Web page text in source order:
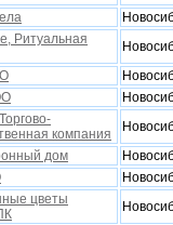
Ритуальная
компания
дом
цветы